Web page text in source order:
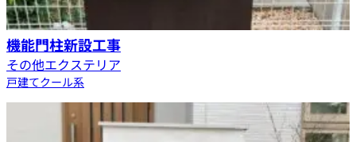
機能門柱新設工事
その他エクステリア
戸建てクール系